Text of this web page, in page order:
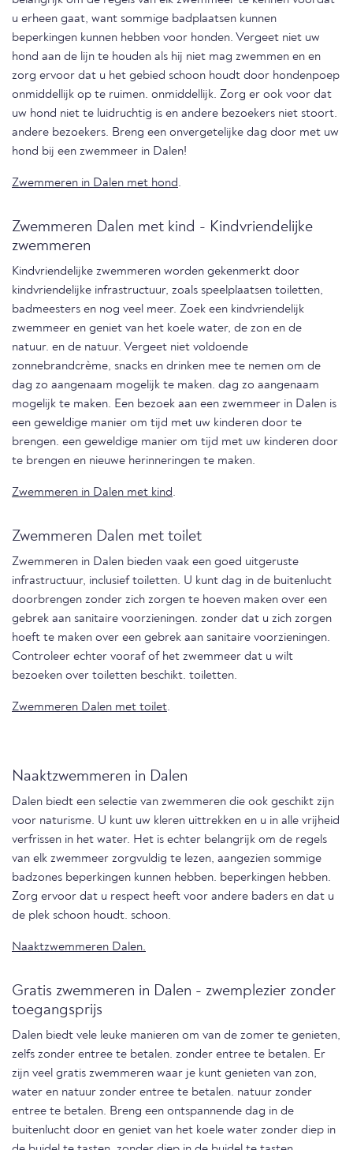
u erheen gaat, want sommige badplaatsen kunnen
beperkingen kunnen hebben voor honden. Vergeet niet uw
hond aan de lijn te houden als hij niet mag zwemmen en en
zorg ervoor dat u het gebied schoon houdt door hondenpoep
onmiddellijk op te ruimen. onmiddellijk. Zorg er ook voor dat
uw hond niet te luidruchtig is en andere bezoekers niet stoort.
andere bezoekers. Breng een onvergetelijke dag door met uw
hond bij een zwemmeer in Dalen!
Zwemmeren in Dalen met hond.
Zwemmeren Dalen met kind - Kindvriendelijke
zwemmeren
Kindvriendelijke zwemmeren worden gekenmerkt door
kindvriendelijke infrastructuur, zoals speelplaatsen toiletten,
badmeesters en nog veel meer. Zoek een kindvriendelijk
zwemmeer en geniet van het koele water, de zon en de
natuur. en de natuur. Vergeet niet voldoende
zonnebrandcrème, snacks en drinken mee te nemen om de
dag zo aangenaam mogelijk te maken. dag zo aangenaam
mogelijk te maken. Een bezoek aan een zwemmeer in Dalen is
een geweldige manier om tijd met uw kinderen door te
brengen. een geweldige manier om tijd met uw kinderen door
te brengen en nieuwe herinneringen te maken.
Zwemmeren in Dalen met kind.
Zwemmeren Dalen met toilet
Zwemmeren in Dalen bieden vaak een goed uitgeruste
infrastructuur, inclusief toiletten. U kunt dag in de buitenlucht
doorbrengen zonder zich zorgen te hoeven maken over een
gebrek aan sanitaire voorzieningen. zonder dat u zich zorgen
hoeft te maken over een gebrek aan sanitaire voorzieningen.
Controleer echter vooraf of het zwemmeer dat u wilt
bezoeken over toiletten beschikt. toiletten.
Zwemmeren Dalen met toilet.
Naaktzwemmeren in Dalen
Dalen biedt een selectie van zwemmeren die ook geschikt zijn
voor naturisme. U kunt uw kleren uittrekken en u in alle vrijheid
verfrissen in het water. Het is echter belangrijk om de regels
van elk zwemmeer zorgvuldig te lezen, aangezien sommige
badzones beperkingen kunnen hebben. beperkingen hebben.
Zorg ervoor dat u respect heeft voor andere baders en dat u
de plek schoon houdt. schoon.
Naaktzwemmeren Dalen.
Gratis zwemmeren in Dalen - zwemplezier zonder
toegangsprijs
Dalen biedt vele leuke manieren om van de zomer te genieten,
zelfs zonder entree te betalen. zonder entree te betalen. Er
zijn veel gratis zwemmeren waar je kunt genieten van zon,
water en natuur zonder entree te betalen. natuur zonder
entree te betalen. Breng een ontspannende dag in de
buitenlucht door en geniet van het koele water zonder diep in